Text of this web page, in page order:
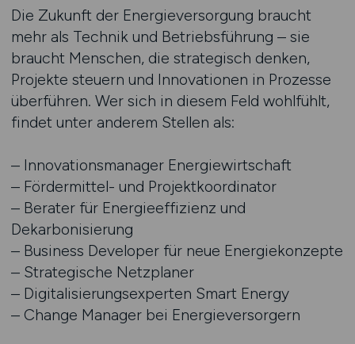
Die Zukunft der Energieversorgung braucht
mehr als Technik und Betriebsführung – sie
braucht Menschen, die strategisch denken,
Projekte steuern und Innovationen in Prozesse
überführen. Wer sich in diesem Feld wohlfühlt,
findet unter anderem Stellen als:
– Innovationsmanager Energiewirtschaft
– Fördermittel- und Projektkoordinator
– Berater für Energieeffizienz und
Dekarbonisierung
– Business Developer für neue Energiekonzepte
– Strategische Netzplaner
– Digitalisierungsexperten Smart Energy
– Change Manager bei Energieversorgern